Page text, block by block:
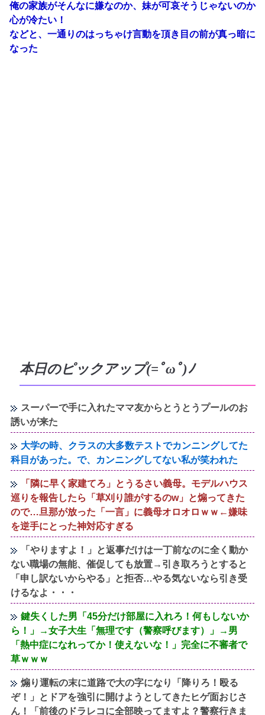
俺の家族がそんなに嫌なのか、妹が可哀そうじゃないのか
心が冷たい！
などと、一通りのはっちゃけ言動を頂き目の前が真っ暗に
なった
本日のピックアップ(=ﾟωﾟ)ﾉ
スーパーで手に入れたママ友からとうとうプールのお
誘いが来た
大学の時、クラスの大多数テストでカンニングしてた
科目があった。で、カンニングしてない私が笑われた
「隣に早く家建てろ」とうるさい義母。モデルハウス
巡りを報告したら「草刈り誰がするのw」と煽ってきた
ので…旦那が放った「一言」に義母オロオロｗｗ←嫌味
を逆手にとった神対応すぎる
「やりますよ！」と返事だけは一丁前なのに全く動か
ない職場の無能、催促しても放置→引き取ろうとすると
「申し訳ないからやる」と拒否…やる気ないなら引き受
けるなよ・・・
鍵失くした男「45分だけ部屋に入れろ！何もしないか
ら！」→女子大生「無理です（警察呼びます）」→男
「熱中症になれってか！使えないな！」完全に不審者で
草ｗｗｗ
煽り運転の末に道路で大の字になり「降りろ！殴る
ぞ！」とドアを強引に開けようとしてきたヒゲ面おじさ
ん！「前後のドラレコに全部映ってますよ？警察行きま